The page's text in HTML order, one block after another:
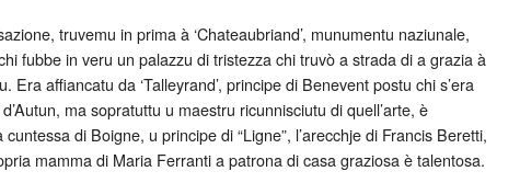
truvemu in prima à ‘Chateaubriand’, munumentu naziunale,
fubbe in veru un palazzu di tristezza chi truvò a strada di a grazia à
Era affiancatu da ‘Talleyrand’, principe di Benevent postu chi s’era
ma sopratuttu u maestru ricunnisciutu di quell’arte, è
cuntessa di Boigne, u principe di “Ligne”, l’arecchje di Francis Beretti,
mamma di Maria Ferranti a patrona di casa graziosa è talentosa.